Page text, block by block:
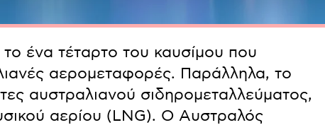
το ένα τέταρτο του καυσίμου που
αερομεταφορές. Παράλληλα, το
αυστραλιανού σιδηρομεταλλεύματος,
αερίου (LNG). Ο Αυστραλός